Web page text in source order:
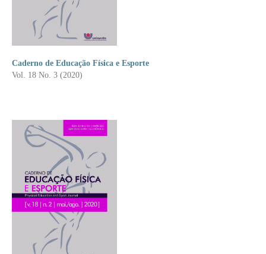
Caderno de Educação Física e Esporte
Vol. 18 No. 3 (2020)